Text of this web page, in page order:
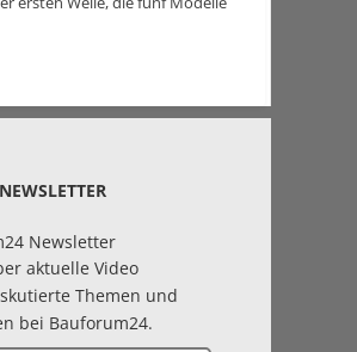
Newsletter
aktuelle Video
Themen und
bei Bauforum24.